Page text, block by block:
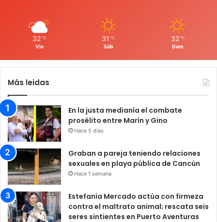
32 ℃
Vie
31 ℃
Sáb
32 ℃
Dom
Más leidas
En la justa medianía el combate
prosélito entre Marín y Gino
Hace 5 días
Graban a pareja teniendo relaciones
sexuales en playa pública de Cancún
Hace 1 semana
Estefanía Mercado actúa con firmeza
contra el maltrato animal; rescata seis
seres sintientes en Puerto Aventuras